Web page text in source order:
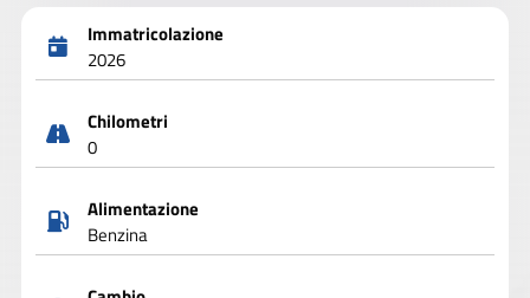
Immatricolazione
2026
Chilometri
0
Alimentazione
Benzina